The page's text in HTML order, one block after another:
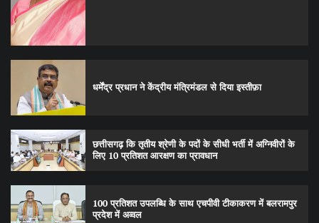
धर्मेंद्र प्रधान ने केंद्रीय मंत्रिमंडल से दिया इस्तीफ़ा
छत्तीसगढ़ कि तृतीय श्रेणी के पदों के सीधी भर्ती में अग्निवीरों के
लिए 10 प्रतिशत आरक्षण का प्रावधान
100 प्रतिशत उपलब्धि के साथ एचपीवी टीकाकरण में बलरामपुर
प्रदेश में अव्वल